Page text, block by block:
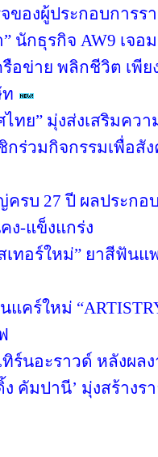
ของผู้ประกอบการร
นักธุรกิจ AW9 เจ
รือข่าย พลิกชีวิต เพี
ไทย” มุ่งส่งเสริมค
วมกิจกรรมเพื่อสังค
ครบ 27 ปี ผลประก
ง-แข็งแกร่ง
เทอร์ใหม่” ยาสีฟัน
แคร์ใหม่
ทิร์นอะราวด์ หลังผ
คัมปานี’ มุ่งสร้างร